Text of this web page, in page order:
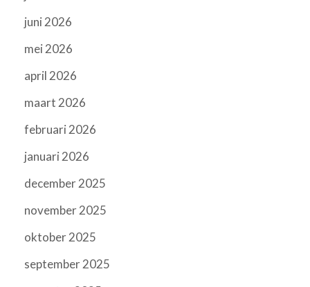
juni 2026
mei 2026
april 2026
maart 2026
februari 2026
januari 2026
december 2025
november 2025
oktober 2025
september 2025